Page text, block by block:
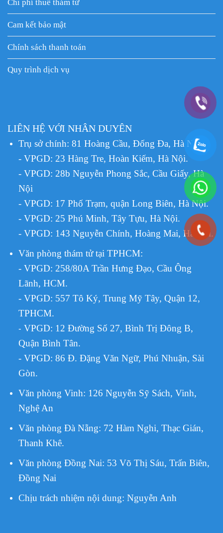
Chi phí thuê thám tử
Cam kết bảo mật
Chính sách thanh toán
Quy trình dịch vụ
LIÊN HỆ VỚI NHÂN DUYÊN
Trụ sở chính: 81 Hoàng Cầu, Đống Đa, Hà Nội.
- VPGD: 23 Hàng Tre, Hoàn Kiếm, Hà Nội.
- VPGD: 28b Nguyễn Phong Sắc, Cầu Giấy, Hà
Nội
- VPGD: 17 Phố Trạm, quận Long Biên, Hà Nội.
- VPGD: 25 Phú Minh, Tây Tựu, Hà Nội.
- VPGD: 143 Nguyễn Chính, Hoàng Mai, Hà Nội.
Văn phòng thám tử tại TPHCM:
- VPGD: 258/80A Trần Hưng Đạo, Cầu Ông
Lãnh, HCM.
- VPGD: 557 Tô Ký, Trung Mỹ Tây, Quận 12,
TPHCM.
- VPGD: 12 Đường Số 27, Bình Trị Đông B,
Quận Bình Tân.
- VPGD: 86 Đ. Đặng Văn Ngữ, Phú Nhuận, Sài
Gòn.
Văn phòng Vinh: 126 Nguyễn Sỹ Sách, Vinh,
Nghệ An
Văn phòng Đà Nẵng: 72 Hàm Nghi, Thạc Gián,
Thanh Khê.
Văn phòng Đồng Nai: 53 Võ Thị Sáu, Trấn Biên,
Đồng Nai
Chịu trách nhiệm nội dung: Nguyễn Anh